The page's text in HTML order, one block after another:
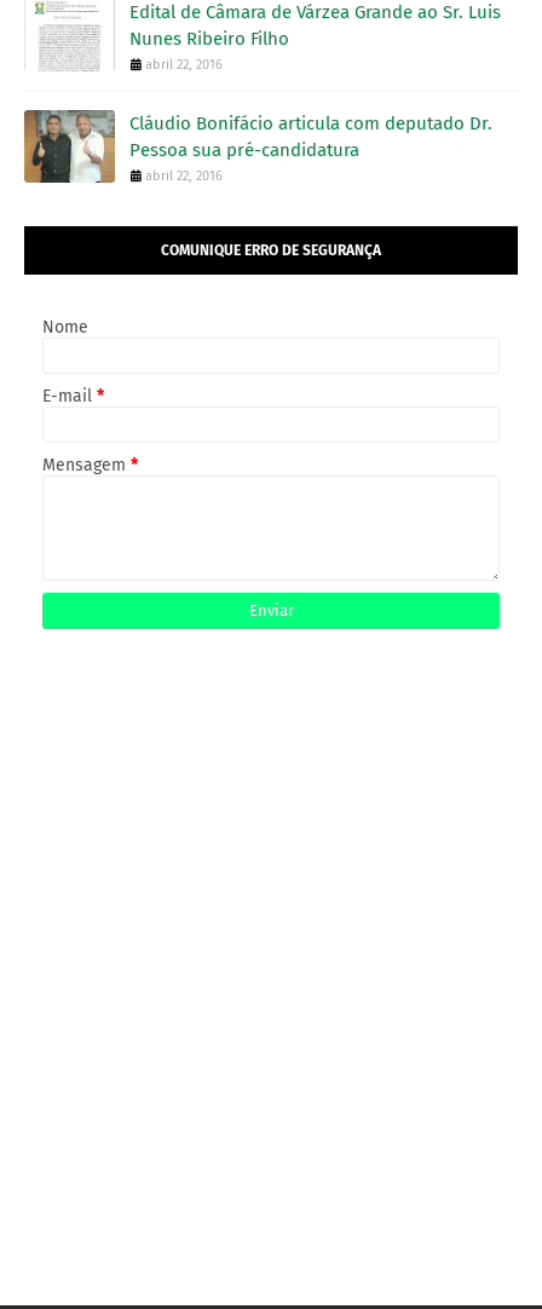
Edital de Câmara de Várzea Grande ao Sr. Luis
Nunes Ribeiro Filho
abril 22, 2016
Cláudio Bonifácio articula com deputado Dr.
Pessoa sua pré-candidatura
abril 22, 2016
COMUNIQUE ERRO DE SEGURANÇA
Nome
E-mail *
Mensagem *